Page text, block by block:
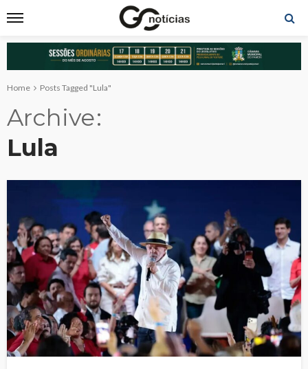
Home Posts Tagged "Lula"
Archive
Lula